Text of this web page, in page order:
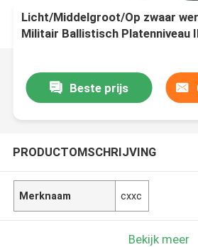
Licht/Middelgroot/Op zwaar
Militair Ballistisch Platenniveau
Beste prijs
PRODUCTOMSCHRIJVING
Merknaam cxxc
Bekijk meer